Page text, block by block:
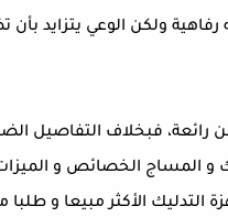
رفاهية ولكن الوعي يتزايد
رائعة، فبخلاف التفاصيل
و المساج الخصائص و
الأكثر مبيعا و طلبا